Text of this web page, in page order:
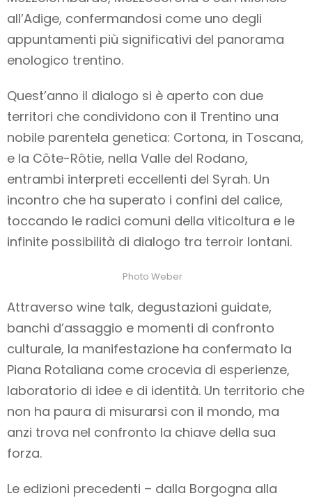
all’Adige, confermandosi come uno degli
appuntamenti più significativi del panorama
enologico trentino.
Quest’anno il dialogo si è aperto con due
territori che condividono con il Trentino una
nobile parentela genetica: Cortona, in Toscana,
e la Côte-Rôtie, nella Valle del Rodano,
entrambi interpreti eccellenti del Syrah. Un
incontro che ha superato i confini del calice,
toccando le radici comuni della viticoltura e le
infinite possibilità di dialogo tra terroir lontani.
Photo Weber
Attraverso wine talk, degustazioni guidate,
banchi d’assaggio e momenti di confronto
culturale, la manifestazione ha confermato la
Piana Rotaliana come crocevia di esperienze,
laboratorio di idee e di identità. Un territorio che
non ha paura di misurarsi con il mondo, ma
anzi trova nel confronto la chiave della sua
forza.
Le edizioni precedenti – dalla Borgogna alla